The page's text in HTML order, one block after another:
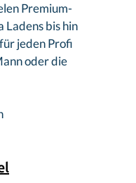
Premium-
Ladens bis hin
jeden Profi
oder die